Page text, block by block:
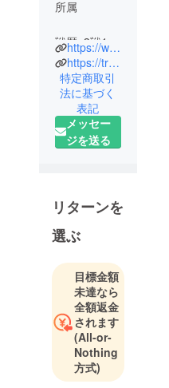
所属
戦歴: 3戦1勝
2敗
最高なパ
フォーマン
スで
最高の恩返
https://www.instagram.com/ren.hg_k1/profilecard/?igsh=MWdsbmt6dXlxbWJtaA==
https://triggerr.fan/higashiyamaren
特定商取引
法に基づく
表記
メッセー
ジを送る
リターンを
選ぶ
目標金額
未達なら
全額返金
されます
(All-or-
Nothing
方式)